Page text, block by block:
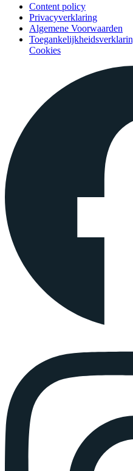
Content policy
Privacyverklaring
Algemene Voorwaarden
Cookies